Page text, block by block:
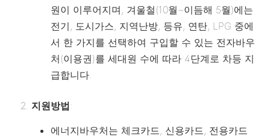
원이 이루어지며, 겨울철(10월~이듬해 5월)에는
전기, 도시가스, 지역난방, 등유, 연탄, LPG 중에
서 한 가지를 선택하여 구입할 수 있는 전자바우
처(이용권)를 세대원 수에 따라 4단계로 차등 지
급합니다.
지원방법:
에너지바우처는 체크카드, 신용카드, 전용카드